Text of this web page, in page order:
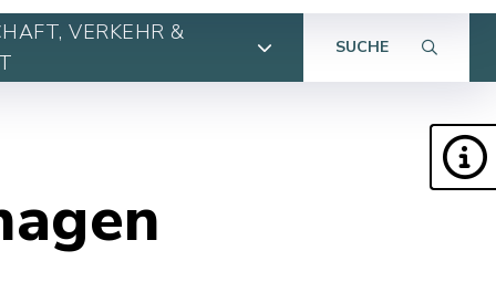
VERKEHR &
SUCHE